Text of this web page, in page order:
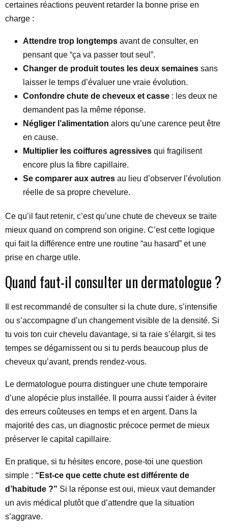
certaines réactions peuvent retarder la bonne prise en
charge :
Attendre trop longtemps avant de consulter, en
pensant que “ça va passer tout seul”.
Changer de produit toutes les deux semaines sans
laisser le temps d’évaluer une vraie évolution.
Confondre chute de cheveux et casse : les deux ne
demandent pas la même réponse.
Négliger l’alimentation alors qu’une carence peut être
en cause.
Multiplier les coiffures agressives qui fragilisent
encore plus la fibre capillaire.
Se comparer aux autres au lieu d’observer l’évolution
réelle de sa propre chevelure.
Ce qu’il faut retenir, c’est qu’une chute de cheveux se traite
mieux quand on comprend son origine. C’est cette logique
qui fait la différence entre une routine “au hasard” et une
prise en charge utile.
Quand faut-il consulter un dermatologue ?
Il est recommandé de consulter si la chute dure, s’intensifie
ou s’accompagne d’un changement visible de la densité. Si
tu vois ton cuir chevelu davantage, si ta raie s’élargit, si tes
tempes se dégarnissent ou si tu perds beaucoup plus de
cheveux qu’avant, prends rendez-vous.
Le dermatologue pourra distinguer une chute temporaire
d’une alopécie plus installée. Il pourra aussi t’aider à éviter
des erreurs coûteuses en temps et en argent. Dans la
majorité des cas, un diagnostic précoce permet de mieux
préserver le capital capillaire.
En pratique, si tu hésites encore, pose-toi une question
simple : “Est-ce que cette chute est différente de
d’habitude ?” Si la réponse est oui, mieux vaut demander
un avis médical plutôt que d’attendre que la situation
s’aggrave.